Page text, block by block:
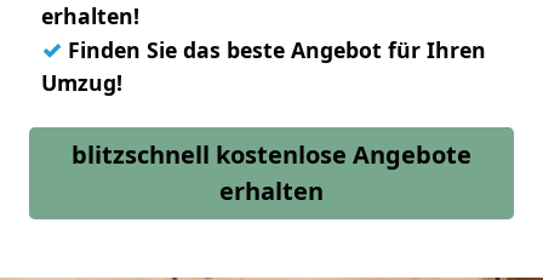
erhalten!
✓ Finden Sie das beste Angebot für Ihren
Umzug!
blitzschnell kostenlose Angebote
erhalten